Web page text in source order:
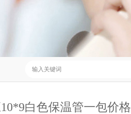
白色保温管一包价格